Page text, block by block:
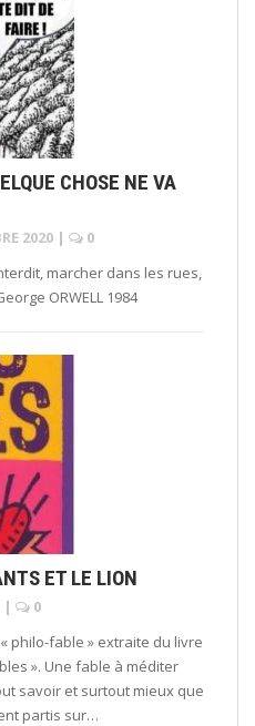
CHOSE NE VA
2020 |
0
marcher dans les rues,
ORWELL 1984
ET LE LION
|
0
philo-fable » extraite du livre
». Une fable à méditer
savoir et surtout mieux que
partis sur…